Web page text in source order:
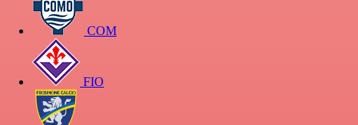
COM
FIO